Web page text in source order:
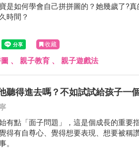
是如何學會自己拼拼圖的？她幾歲了?
時間？
收藏
、 親子教育 、 親子遊戲法
聽得進去嗎？不如試試給孩子一
有點「面子問題」，這是個成長的重要
得有自尊心、覺得想要表現、想要被稱
。